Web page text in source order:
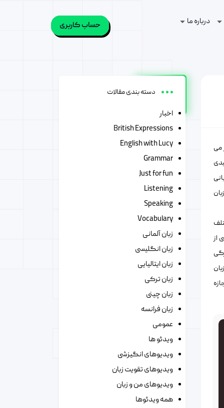
درباره ما حساب کاربری
می
از
دسته بندی مقالات
اخبار
British Expressions
English with Lucy
Grammar
Just for fun
Listening
Speaking
Vocabulary
زبان آلمانی
زبان انگلیسی
زبان ایتالیایی
زبان ترکی
زبان چینی
زبان فرانسه
عمومی
ویدئو ها
ویدیوهای انگیزشی
ویدیوهای تقویت زبان
ویدیوهای من و زبان
همه ویدئوها